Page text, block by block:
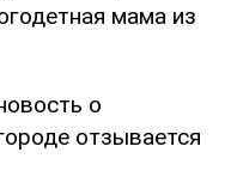
мама из
о
отзывается